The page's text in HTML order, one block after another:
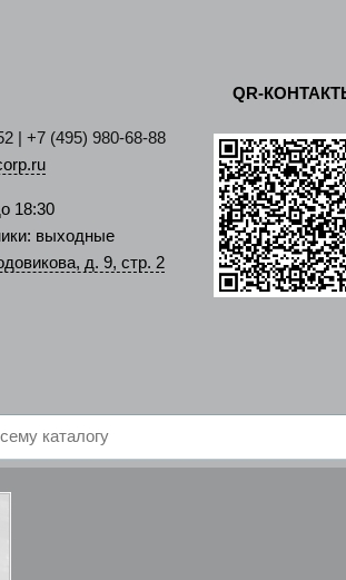
| +7 (495) 980-68-88
18:30
выходные
д. 9, стр. 2
QR-